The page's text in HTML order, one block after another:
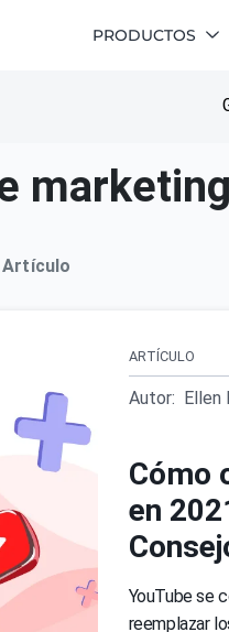
PRODUCTOS
Artículo
ARTÍCULO
Autor: Ellen
Cómo
en
YouTube se
reemplazar